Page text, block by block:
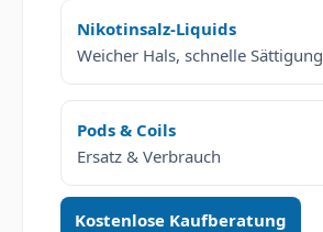
Nikotinsalz-Liquids
Weicher Hals, schnelle Sättigung
Pods & Coils
Ersatz & Verbrauch
Kostenlose Kaufberatung